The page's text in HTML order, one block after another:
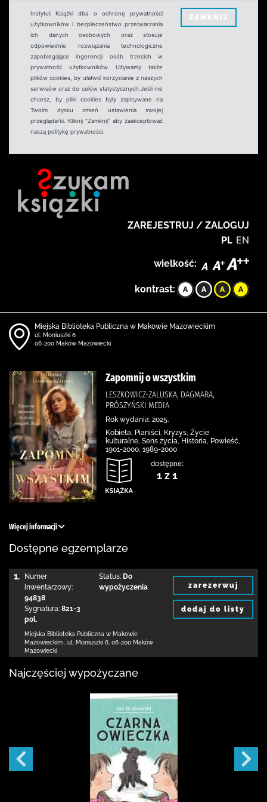
Instytut Książki dba o ochronę prywatności
użytkowników i bezpieczeństwo przetwarzania
ich danych osobowych oraz stosuje
odpowiednie rozwiązania technologiczne
zapobiegające ingerencji osób trzecich w
prywatność użytkowników. Używamy także
plików cookies, by ułatwić korzystanie z naszych
serwisów oraz do celów statystycznych.Jeśli nie
chcesz, by pliki cookies były zapisywane na
Twoim dysku zmień ustawienia swojej
przeglądarki. Kliknij "Zamknij" aby zaakceptować
naszą politykę prywatności.
ZAMKNIJ
ZAREJESTRUJ / ZALOGUJ
PL EN
wielkość:
kontrast:
Miejska Biblioteka Publiczna w Makowie Mazowieckim
ul. Moniuszki 6
06-200 Maków Mazowiecki
Zapomnij o wszystkim
LESZKOWICZ-ZALUSKA, DAGMARA,
PRÓSZYŃSKI MEDIA
Rok wydania: 2025.
Kobieta, Pianiści, Kryzys, Życie
kulturalne, Sens życia, Historia, Powieść,
1901-2000, 1989-2000
dostępne:
1 z 1
Więcej informacji
Dostępne egzemplarze
1.
Numer
inwentarzowy:
94838
Sygnatura: 821-3
pol.
Status: Do
wypożyczenia
Miejska Biblioteka Publiczna w Makowie
Mazowieckim
ul. Moniuszki 6 06-200 Maków
Mazowiecki
zarezerwuj
dodaj do listy
Najczęściej wypożyczane